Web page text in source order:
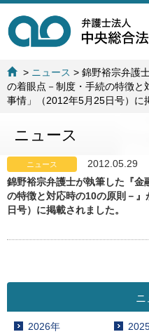
> ニュース >錦野裕宗弁護
の着眼点－制度・手続の特徴と
事情」（2012年5月25日号）に
ニュース
ニュース
2012.05.29
錦野裕宗弁護士が執筆した『
の特徴と対応時の10の原則－
日号）に掲載されました。
ニ
2026年